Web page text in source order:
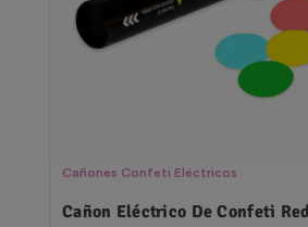
Cañones Confeti Eléctricos
Cañon Eléctrico De Confeti